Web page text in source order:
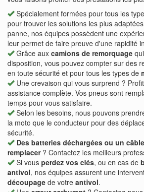
Spécialement formées pour tous les
pour trouver les solutions les plus
panne, nos équipes possèdent une
leur permet de faire preuve d'une rapidité
Grâce aux camions de remorquage
disposition, vous pouvez compter sur des
en toute sécurité et pour tous les types de
Une crevaison qui vous surprend ?
assistance complète. Vos pneus sont
temps pour vous satisfaire.
Selon les besoins, nous pouvons
la moto que le conducteur pour des
sécurité.
Des batteries déchargées ou un
remplacer? Contactez les meilleurs
Si vous perdez vos clés, ou en cas de
antivol, nos équipes assurent une
découpage de votre antivol.